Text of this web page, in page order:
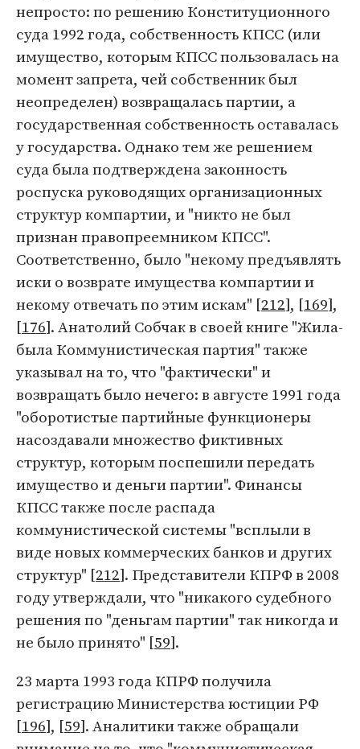
непросто: по решению Конституционного
суда 1992 года, собственность КПСС (или
имущество, которым КПСС пользовалась на
момент запрета, чей собственник был
неопределен) возвращалась партии, а
государственная собственность оставалась
у государства. Однако тем же решением
суда была подтверждена законность
роспуска руководящих организационных
структур компартии, и "никто не был
признан правопреемником КПСС".
Соответственно, было "некому предъявлять
иски о возврате имущества компартии и
некому отвечать по этим искам" [212], [169],
[176]. Анатолий Собчак в своей книге "Жила-
была Коммунистическая партия" также
указывал на то, что "фактически" и
возвращать было нечего: в августе 1991 года
"оборотистые партийные функционеры
насоздавали множество фиктивных
структур, которым поспешили передать
имущество и деньги партии". Финансы
КПСС также после распада
коммунистической системы "всплыли в
виде новых коммерческих банков и других
структур" [212]. Представители КПРФ в 2008
году утверждали, что "никакого судебного
решения по "деньгам партии" так никогда и
не было принято" [59].
23 марта 1993 года КПРФ получила
регистрацию Министерства юстиции РФ
[196], [59]. Аналитики также обращали